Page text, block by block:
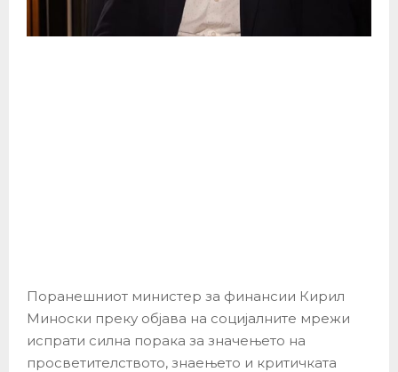
Поранешниот министер за финансии Кирил
Миноски преку објава на социјалните мрежи
испрати силна порака за значењето на
просветителството, знаењето и критичката